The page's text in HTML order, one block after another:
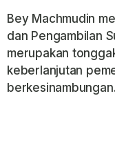
Bey Machmudin
dan Pengambilan
merupakan
keberlanjutan
berkesinambungan.